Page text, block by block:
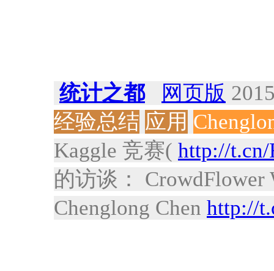
统计之都 网页版
经验总结 应用
Kaggle 竞赛( http://
的访谈： CrowdFlower
Chenglong Chen http://